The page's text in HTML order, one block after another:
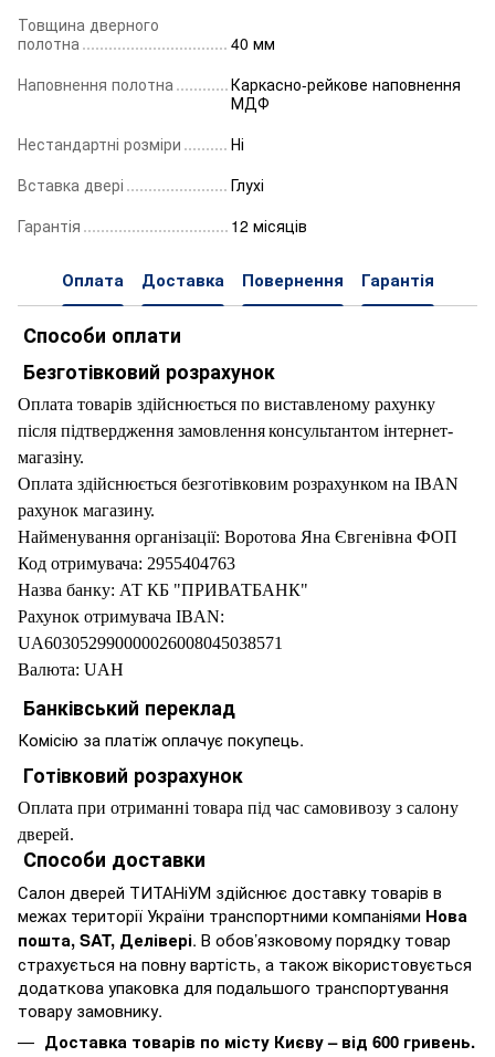
Товщина дверного
полотна
40 мм
Наповнення полотна
Каркасно-рейкове наповнення
МДФ
Нестандартні розміри
Ні
Вставка двері
Глухі
Гарантія
12 місяців
Оплата Доставка Повернення Гарантія
Способи оплати
Безготівковий розрахунок
Оплата товарів здійснюється по виставленому рахунку
після підтвердження замовленняконсультантом інтернет-
магазіну.
Оплата здійснюється безготівковим розрахунком на IBAN
рахунок магазину.
Найменування організації: Воротова Яна Євгенівна ФОП
Код отримувача: 2955404763
Назва банку: АТ КБ "ПРИВАТБАНК"
Рахунок отримувача IBAN:
UA603052990000026008045038571
Валюта: UAH
Банківський переклад
Комісію за платіж оплачує покупець.
Готівковий розрахунок
Оплата при отриманні товара під час самовивозу з салону
дверей.
Способи доставки
Салон дверей ТИТАНіУМ здійснює доставку товарів в
межах території України транспортними компаніями Нова
пошта, SAT, Делівері. В обов’язковому порядку товар
страхується на повну вартість, а також вікористовується
додаткова упаковка для подальшого транспортування
товару замовнику.
Доставка товарів по місту Києву – від 600 гривень.